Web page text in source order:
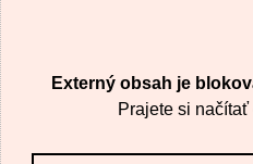
VAŠA OTÁZKA K PRODUKTU
Externý obsah je
Prajete si